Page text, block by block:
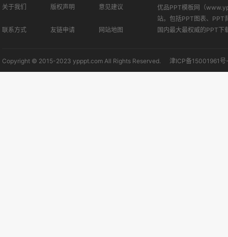
关于我们 版权声明 意见建议
联系方式 友链申请 网站地图
优品PPT模板网（
站。包括PPT图表、PPT
国内最大最权威的PPT下
Copyright © 2015-2023 ypppt.com All Rights Reserved. 津ICP备15001961号